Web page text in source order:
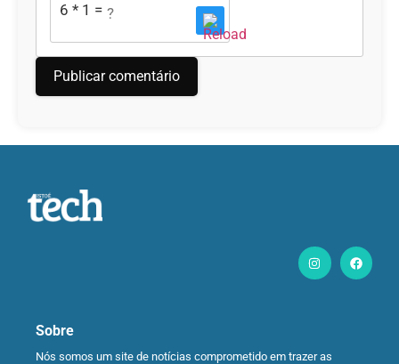
6 * 1 = ?
Sobre
Nós somos um site de notícias comprometido em trazer as